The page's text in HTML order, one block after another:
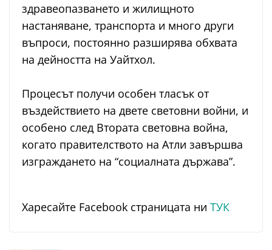
здравеопазването и жилищното
настаняване, транспорта и много други
въпроси, постоянно разширява обхвата
на дейността на Уайтхол.
Процесът получи особен тласък от
въздействието на двете световни войни, и
особено след Втората световна война,
когато правителството на Атли завършва
изграждането на “социалната държава”.
Харесайте Facebook страницата ни ТУК